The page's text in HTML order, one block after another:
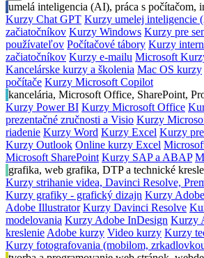
umelá inteligencia (AI), práca s počítačom,
Kurzy Chat GPT Kurzy umelej inteligencie
začiatočníkov Kurzy Windows Kurzy pre
používateľov Počítačové tábory Kurzy
začiatočníkov Kurzy e-mailu Microsoft
Kancelárske kurzy a školenia Mac OS kurzy
počítače Kurzy Microsoft Copilot
kancelária, Microsoft Office, SharePoint,
Kurzy Power BI Kurzy Microsoft Office
prezentačné zručnosti a Visio Kurzy
riadenie Kurzy Word Kurzy Excel Kurzy
Kurzy Outlook Online kurzy Excel
Microsoft SharePoint Kurzy SAP a ABAP
grafika, web grafika, DTP a technické
Kurzy strihanie videa, Davinci Resolve,
Kurzy grafiky - grafický dizajn Kurzy
Adobe Illustrator Kurzy Davinci Resolve
modelovania Kurzy Adobe InDesign Kurzy
kreslenie Adobe kurzy Video kurzy Kurzy
Kurzy fotografovania (mobilom,